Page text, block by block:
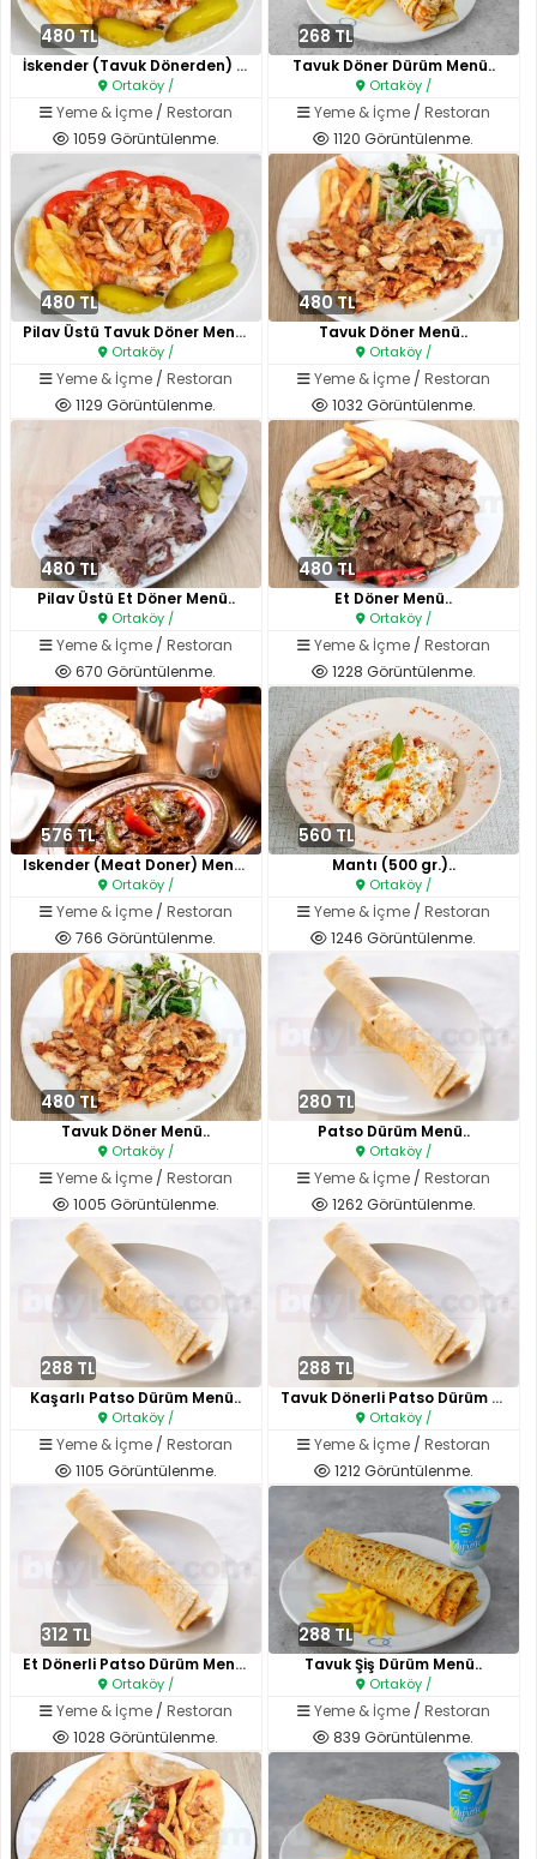
480 TL
İskender (Tavuk Dönerden) Menü..
Ortaköy /
Yeme & İçme/ Restoran
1059 Görüntülenme.
268 TL
Tavuk Döner Dürüm Menü..
Ortaköy /
Yeme & İçme/ Restoran
1120 Görüntülenme.
480 TL
Pilav Üstü Tavuk Döner Menü..
Ortaköy /
Yeme & İçme/ Restoran
1129 Görüntülenme.
480 TL
Tavuk Döner Menü..
Ortaköy /
Yeme & İçme/ Restoran
1032 Görüntülenme.
480 TL
Pilav Üstü Et Döner Menü..
Ortaköy /
Yeme & İçme/ Restoran
670 Görüntülenme.
480 TL
Et Döner Menü..
Ortaköy /
Yeme & İçme/ Restoran
1228 Görüntülenme.
576 TL
Iskender (Meat Doner) Menu..
Ortaköy /
Yeme & İçme/ Restoran
766 Görüntülenme.
560 TL
Mantı (500 gr.)..
Ortaköy /
Yeme & İçme/ Restoran
1246 Görüntülenme.
480 TL
Tavuk Döner Menü..
Ortaköy /
Yeme & İçme/ Restoran
1005 Görüntülenme.
280 TL
Patso Dürüm Menü..
Ortaköy /
Yeme & İçme/ Restoran
1262 Görüntülenme.
288 TL
Kaşarlı Patso Dürüm Menü..
Ortaköy /
Yeme & İçme/ Restoran
1105 Görüntülenme.
288 TL
Tavuk Dönerli Patso Dürüm Menü..
Ortaköy /
Yeme & İçme/ Restoran
1212 Görüntülenme.
312 TL
Et Dönerli Patso Dürüm Menü..
Ortaköy /
Yeme & İçme/ Restoran
1028 Görüntülenme.
288 TL
Tavuk Şiş Dürüm Menü..
Ortaköy /
Yeme & İçme/ Restoran
839 Görüntülenme.